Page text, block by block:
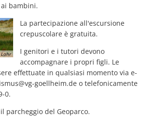
Misure di ammodernamento/
Pianificazione termica comunale
Progetti
Ruessingen
Standenbühl
Weitersweiler
bambini.
La partecipazione all'escursione
crepuscolare è gratuita.
I genitori e i tutori devono
accompagnare i propri figli. Le
effettuate in qualsiasi momento via e-
goellheim.de o telefonicamente
0.
parcheggio del Geoparco.